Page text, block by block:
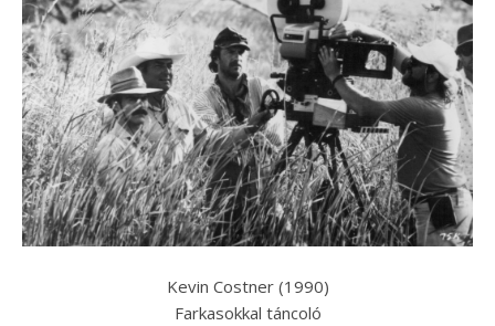
Kevin Costner (1990)
Farkasokkal táncoló